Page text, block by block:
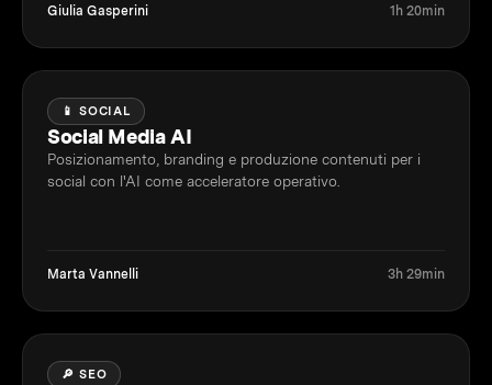
Giulia Gasperini 1h 20min
📱 SOCIAL
Social Media AI
Posizionamento, branding e produzione contenuti per i
social con l'AI come acceleratore operativo.
Marta Vannelli 3h 29min
🔎 SEO